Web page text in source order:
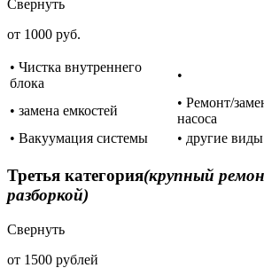
Свернуть
от 1000 руб.
• Чистка внутреннего
блока
•
• замена емкостей
• Ремонт/
насоса
• Вакуумация системы
• другие
Третья категория(крупный
разборкой)
Свернуть
от 1500 рублей